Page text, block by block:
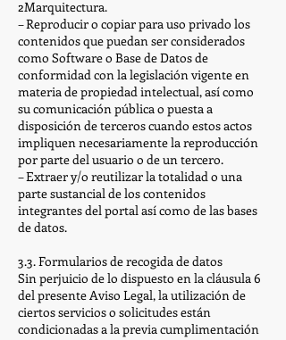
2Marquitectura.
– Reproducir o copiar para uso privado los
contenidos que puedan ser considerados
como Software o Base de Datos de
conformidad con la legislación vigente en
materia de propiedad intelectual, así como
su comunicación pública o puesta a
disposición de terceros cuando estos actos
impliquen necesariamente la reproducción
por parte del usuario o de un tercero.
– Extraer y/o reutilizar la totalidad o una
parte sustancial de los contenidos
integrantes del portal así como de las bases
de datos.
3.3. Formularios de recogida de datos
Sin perjuicio de lo dispuesto en la cláusula 6
del presente Aviso Legal, la utilización de
ciertos servicios o solicitudes están
condicionadas a la previa cumplimentación